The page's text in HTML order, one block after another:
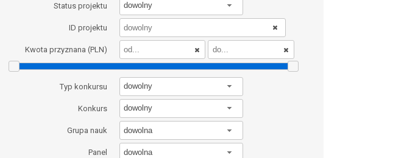
Status projektu dowolny
ID projektu
Kwota przyznana (PLN)
Typ konkursu dowolny
Konkurs dowolny
Grupa nauk dowolna
Panel dowolna